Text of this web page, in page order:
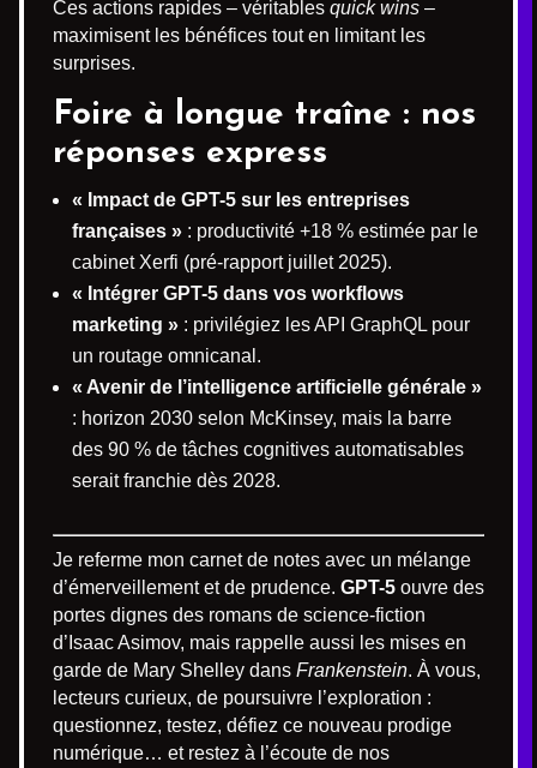
Ces actions rapides – véritables quick wins –
maximisent les bénéfices tout en limitant les
surprises.
Foire à longue traîne : nos
réponses express
« Impact de GPT-5 sur les entreprises
françaises » : productivité +18 % estimée par le
cabinet Xerfi (pré-rapport juillet 2025).
« Intégrer GPT-5 dans vos workflows
marketing » : privilégiez les API GraphQL pour
un routage omnicanal.
« Avenir de l’intelligence artificielle générale »
: horizon 2030 selon McKinsey, mais la barre
des 90 % de tâches cognitives automatisables
serait franchie dès 2028.
Je referme mon carnet de notes avec un mélange
d’émerveillement et de prudence. GPT-5 ouvre des
portes dignes des romans de science-fiction
d’Isaac Asimov, mais rappelle aussi les mises en
garde de Mary Shelley dans Frankenstein. À vous,
lecteurs curieux, de poursuivre l’exploration :
questionnez, testez, défiez ce nouveau prodige
numérique… et restez à l’écoute de nos